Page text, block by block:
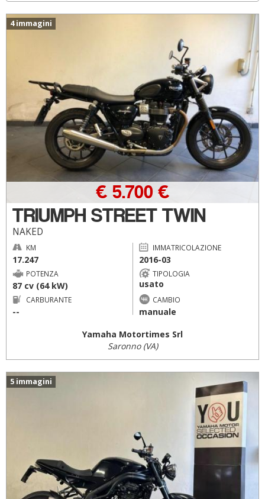
4 immagini
TRIUMPH STREET TWIN
NAKED
€ 5.700 €
KM
17.247
IMMATRICOLAZIONE
2016-03
POTENZA
87 cv (64 kW)
TIPOLOGIA
usato
CARBURANTE
--
CAMBIO
manuale
Yamaha Motortimes Srl
Saronno (VA)
5 immagini